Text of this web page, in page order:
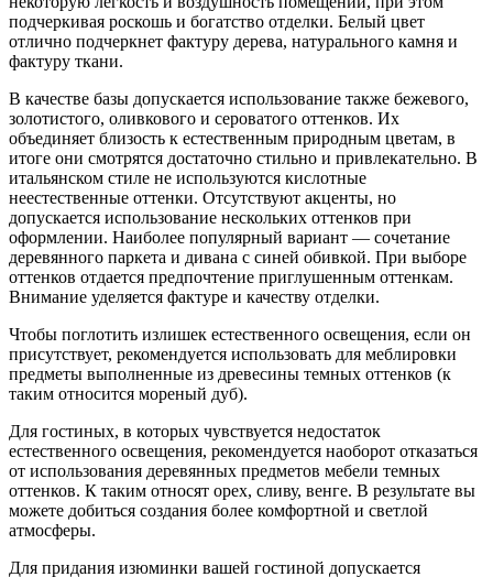
подчеркивая роскошь и богатство отделки. Белый цвет
отлично подчеркнет фактуру дерева, натурального камня и
фактуру ткани.
В качестве базы допускается использование также бежевого,
золотистого, оливкового и сероватого оттенков. Их
объединяет близость к естественным природным цветам, в
итоге они смотрятся достаточно стильно и привлекательно. В
итальянском стиле не используются кислотные
неестественные оттенки. Отсутствуют акценты, но
допускается использование нескольких оттенков при
оформлении. Наиболее популярный вариант — сочетание
деревянного паркета и дивана с синей обивкой. При выборе
оттенков отдается предпочтение приглушенным оттенкам.
Внимание уделяется фактуре и качеству отделки.
Чтобы поглотить излишек естественного освещения, если он
присутствует, рекомендуется использовать для меблировки
предметы выполненные из древесины темных оттенков (к
таким относится мореный дуб).
Для гостиных, в которых чувствуется недостаток
естественного освещения, рекомендуется наоборот отказаться
от использования деревянных предметов мебели темных
оттенков. К таким относят орех, сливу, венге. В результате вы
можете добиться создания более комфортной и светлой
атмосферы.
Для придания изюминки вашей гостиной допускается